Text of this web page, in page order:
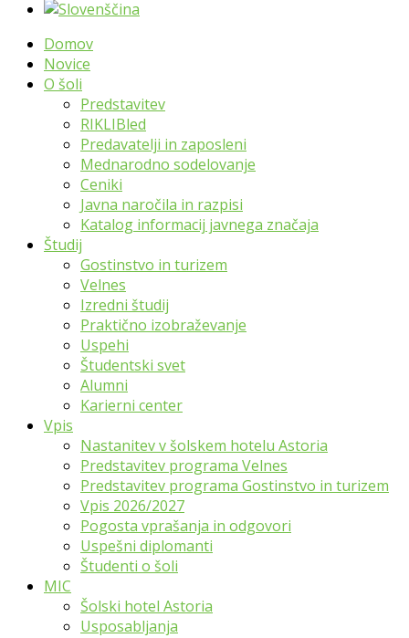
Domov
Novice
O šoli
Predstavitev
RIKLIBled
Predavatelji in zaposleni
Mednarodno sodelovanje
Ceniki
Javna naročila in razpisi
Katalog informacij javnega značaja
Študij
Gostinstvo in turizem
Velnes
Izredni študij
Praktično izobraževanje
Uspehi
Študentski svet
Alumni
Karierni center
Vpis
Nastanitev v šolskem hotelu Astoria
Predstavitev programa Velnes
Predstavitev programa Gostinstvo in turizem
Vpis 2026/2027
Pogosta vprašanja in odgovori
Uspešni diplomanti
Študenti o šoli
MIC
Šolski hotel Astoria
Usposabljanja